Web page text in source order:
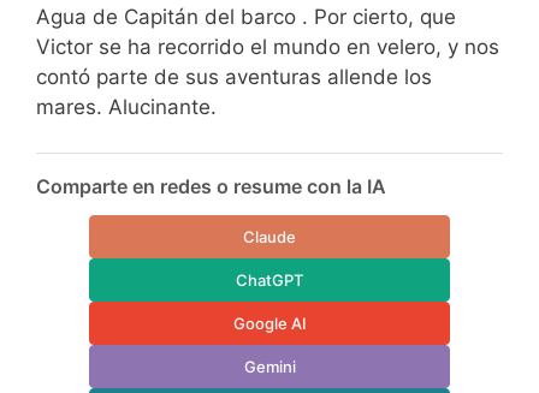
Agua de Capitán del barco . Por cierto, que
Victor se ha recorrido el mundo en velero, y nos
contó parte de sus aventuras allende los
mares. Alucinante.
Comparte en redes o resume con la IA
Claude
ChatGPT
Google AI
Gemini